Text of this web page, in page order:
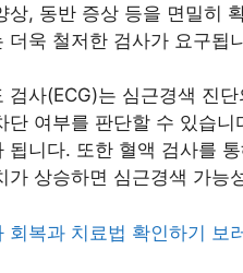
상, 동반 증상 등을 면밀히
더욱 철저한 검사가 요구됩
검사(ECG)는 심근경색 진
단 여부를 판단할 수 있습
됩니다. 또한 혈액 검사를
가 상승하면 심근경색 가능
회복과 치료법 확인하기 보